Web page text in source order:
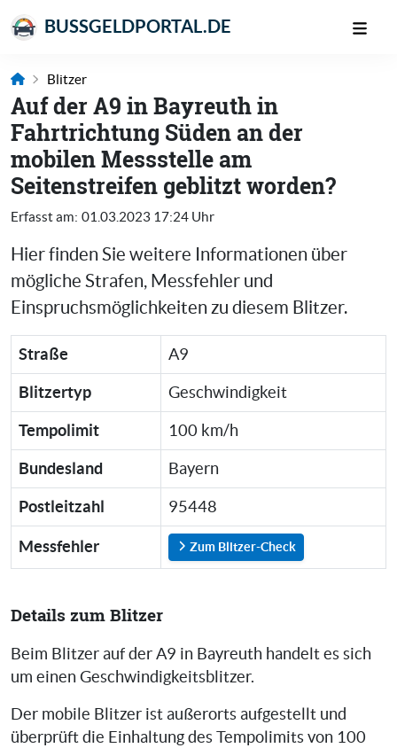
BUSSGELDPORTAL.DE
Blitzer
Auf der A9 in Bayreuth in
Fahrtrichtung Süden an der
mobilen Messstelle am
Seitenstreifen geblitzt worden?
Erfasst am: 01.03.2023 17:24 Uhr
Hier finden Sie weitere Informationen über
mögliche Strafen, Messfehler und
Einspruchsmöglichkeiten zu diesem Blitzer.
Straße A9
Blitzertyp Geschwindigkeit
Tempolimit 100 km/h
Bundesland Bayern
Postleitzahl 95448
Messfehler Zum Blitzer-Check
Details zum Blitzer
Beim Blitzer auf der A9 in Bayreuth handelt es sich
um einen Geschwindigkeitsblitzer.
Der mobile Blitzer ist außerorts aufgestellt und
überprüft die Einhaltung des Tempolimits von 100